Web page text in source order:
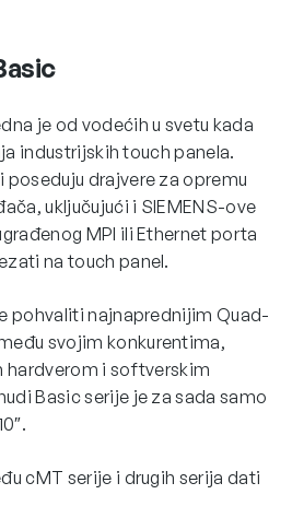
je od vodećih u svetu kada
industrijskih touch panela.
poseduju drajvere za opremu
uključujući i SIEMENS-ove
MPI ili Ethernet porta
na touch panel.
pohvaliti najnaprednijim Quad-
svojim konkurentima,
hardverom i softverskim
Basic serije je za sada samo
cMT serije i drugih serija dati